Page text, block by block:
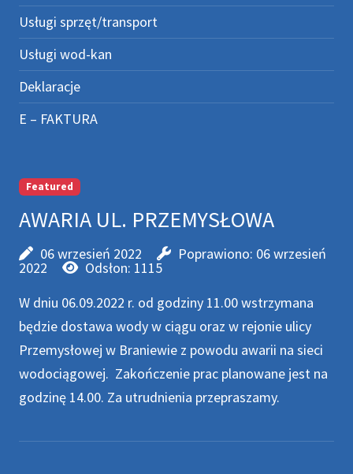
Usługi sprzęt/transport
Usługi wod-kan
Deklaracje
E – FAKTURA
Featured
AWARIA UL. PRZEMYSŁOWA
06 wrzesień 2022 Poprawiono: 06 wrzesień
2022
Odsłon: 1115
W dniu 06.09.2022 r. od godziny 11.00 wstrzymana
będzie dostawa wody w ciągu oraz w rejonie ulicy
Przemysłowej w Braniewie z powodu awarii na sieci
wodociągowej. Zakończenie prac planowane jest na
godzinę 14.00. Za utrudnienia przepraszamy.